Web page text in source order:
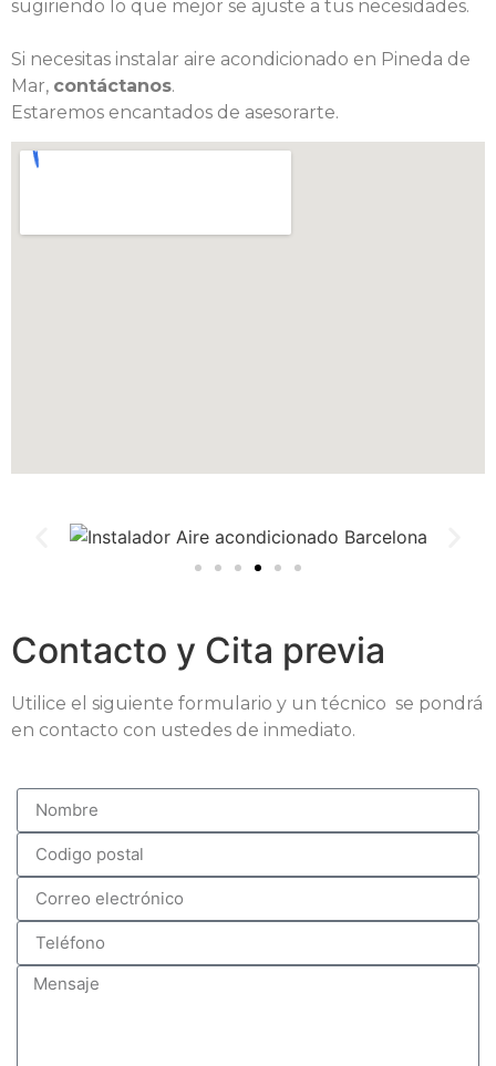
sugiriendo lo que mejor se ajuste a tus necesidades.
Si necesitas instalar aire acondicionado en Pineda de
Mar, contáctanos.
Estaremos encantados de asesorarte.
Contacto y Cita previa
Utilice el siguiente formulario y un técnico se pondrá
en contacto con ustedes de inmediato.